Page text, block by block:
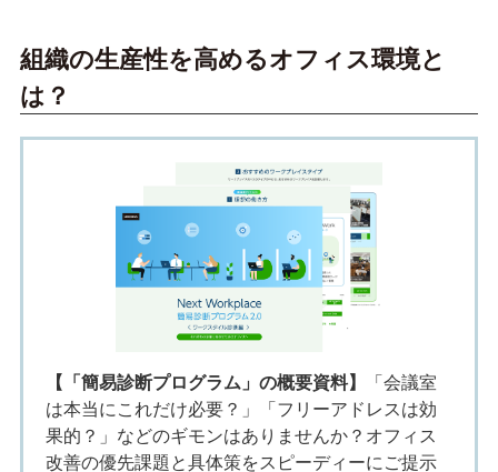
組織の生産性を高めるオフィス環境と
は？
【「簡易診断プログラム」の概要資料】
「会議室
は本当にこれだけ必要？」「フリーアドレスは効
果的？」などのギモンはありませんか？オフィス
改善の優先課題と具体策をスピーディーにご提示